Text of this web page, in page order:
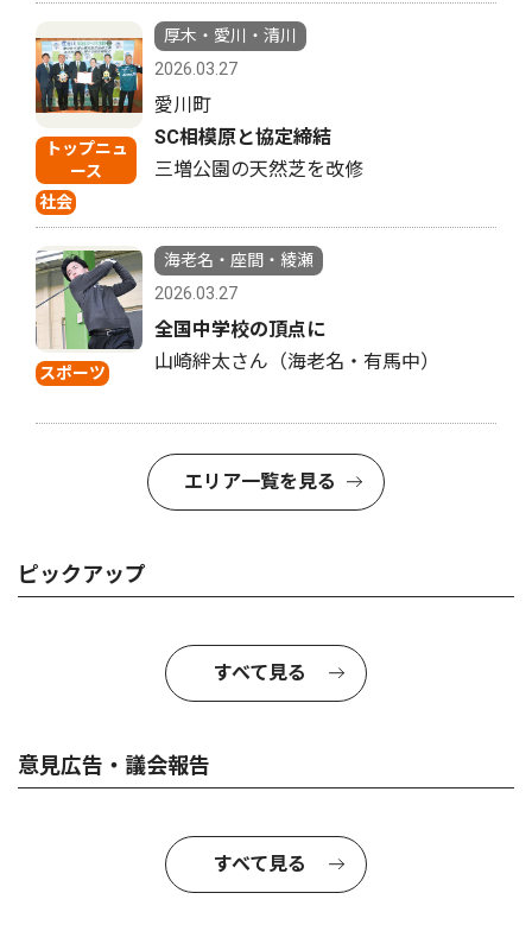
トップニュ
ース
社会
厚木・愛川・清川
2026.03.27
愛川町
SC相模原と協定締結
三増公園の天然芝を改修
スポーツ
海老名・座間・綾瀬
2026.03.27
全国中学校の頂点に
山崎絆太さん（海老名・有馬中）
エリア一覧を見る
ピックアップ
すべて見る
意見広告・議会報告
すべて見る